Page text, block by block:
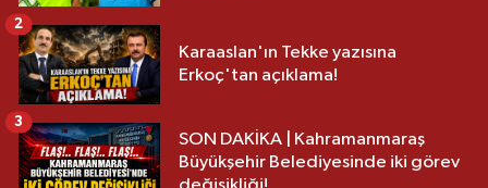
Karaaslan'ın Tekke yazısına
Erkoç'tan açıklama!
2
SON DAKİKA | Kahramanmaraş
Büyükşehir Belediyesinde iki görev
3